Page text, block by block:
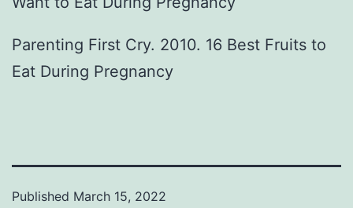
Parenting First Cry. 2010. 16 Best Fruits to
Eat During Pregnancy
Published March 15, 2022